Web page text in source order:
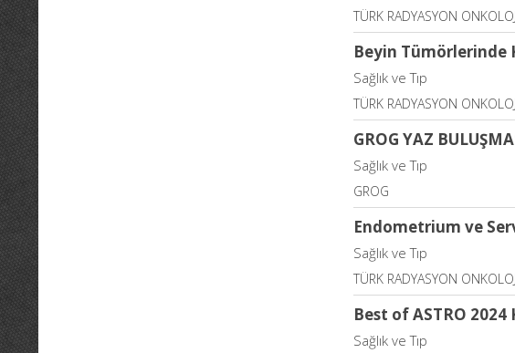
TÜRK RADYASYON
Beyin Tümörlerinde
Sağlık ve Tıp
TÜRK RADYASYON
GROG YAZ
Sağlık ve Tıp
GROG
Endometrium ve
Sağlık ve Tıp
TÜRK RADYASYON
Best of ASTRO 2024
Sağlık ve Tıp